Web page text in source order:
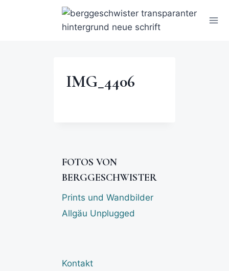
IMG_4406
FOTOS VON
BERGGESCHWISTER
Prints und Wandbilder
Allgäu Unplugged
Kontakt